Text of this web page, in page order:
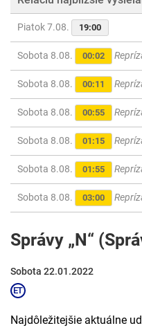
Piatok 7.08. 19:00
Sobota 8.08. 00:02
Sobota 8.08. 00:11
Sobota 8.08. 00:55
Sobota 8.08. 01:15
Sobota 8.08. 01:55
Sobota 8.08. 03:00
Správy „N“
Sobota 22.01.2022
Najdôležitejšie aktuálne